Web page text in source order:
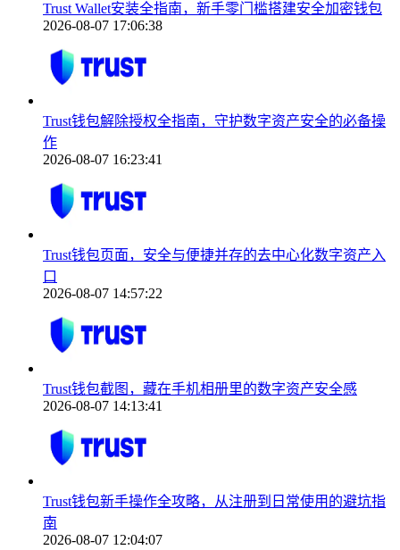
Trust Wallet安装全指南，新手零门槛搭建安全加密钱包
2026-08-07 17:06:38
Trust钱包解除授权全指南，守护数字资产安全的必备操
作
2026-08-07 16:23:41
Trust钱包页面，安全与便捷并存的去中心化数字资产入
口
2026-08-07 14:57:22
Trust钱包截图，藏在手机相册里的数字资产安全感
2026-08-07 14:13:41
Trust钱包新手操作全攻略，从注册到日常使用的避坑指
南
2026-08-07 12:04:07